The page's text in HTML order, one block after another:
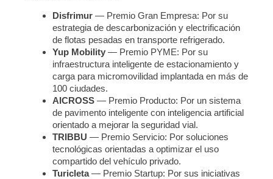
Disfrimur — Premio Gran Empresa: Por su
estrategia de descarbonización y electrificación
de flotas pesadas en transporte refrigerado.
Yup Mobility — Premio PYME: Por su
infraestructura inteligente de estacionamiento y
carga para micromovilidad implantada en más de
100 ciudades.
AICROSS — Premio Producto: Por un sistema
de pavimento inteligente con inteligencia artificial
orientado a mejorar la seguridad vial.
TRIBBU — Premio Servicio: Por soluciones
tecnológicas orientadas a optimizar el uso
compartido del vehículo privado.
Turicleta— Premio Startup: Por sus iniciativas